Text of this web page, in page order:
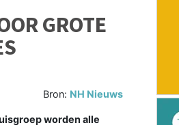
GROTE
Bron: NH Nieuws
worden alle